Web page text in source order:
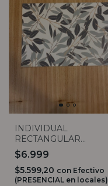
INDIVIDUAL
RECTANGULAR
EUCALIPTO
$6.999
$5.599,20 con Efectivo
(PRESENCIAL en locales)